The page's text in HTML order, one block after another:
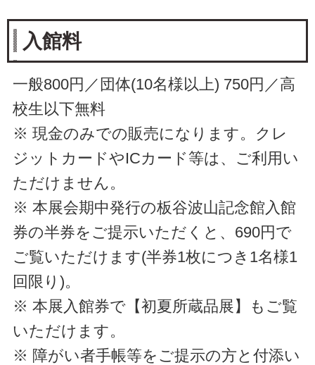
入館料
一般800円／団体(10名様以上) 750円／高
校生以下無料
※ 現金のみでの販売になります。クレ
ジットカードやICカード等は、ご利用い
ただけません。
※ 本展会期中発行の板谷波山記念館入館
券の半券をご提示いただくと、690円で
ご覧いただけます(半券1枚につき1名様1
回限り)。
※ 本展入館券で【初夏所蔵品展】もご覧
いただけます。
※ 障がい者手帳等をご提示の方と付添い